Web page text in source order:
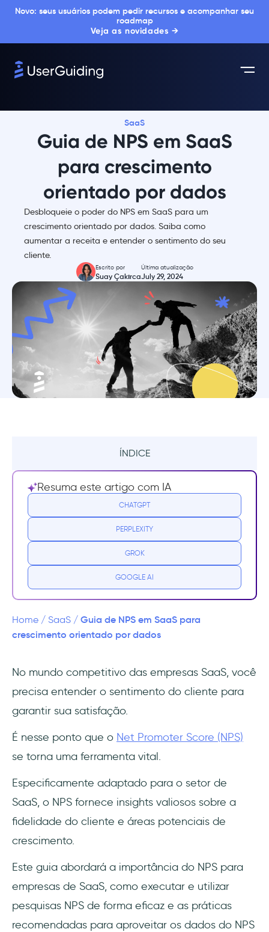
Novo: seus usuários podem pedir recursos e acompanhar seu
roadmap
Veja as novidades →
SaaS
Guia de NPS em SaaS
para crescimento
orientado por dados
Desbloqueie o poder do NPS em SaaS para um
crescimento orientado por dados. Saiba como
aumentar a receita e entender o sentimento do seu
cliente.
Escrito por
Suay Çakırca
Última atualização
July 29, 2024
ÍNDICE
Resumo
O papel crucial do NPS na promoção do
sucesso dos negócios SaaS
Decodificando as pontuações do NPS para o
1- Promotores (Pontuação 9-10)
2- Passivos (Pontuação 7-8)
Como calcular o Net Promoter Score?
Como realizar pesquisas NPS para seu
2- Escolha o momento certo
3- Elabore perguntas claras e concisas
4- Selecione o método de pesquisa
6- Acompanhe os entrevistados
Resuma este artigo com IA
CHATGPT
PERPLEXITY
GROK
GOOGLE AI
Home / SaaS / Guia de NPS em SaaS para
crescimento orientado por dados
No mundo competitivo das empresas SaaS, você
precisa entender o sentimento do cliente para
garantir sua satisfação.
É nesse ponto que o Net Promoter Score (NPS)
se torna uma ferramenta vital.
Especificamente adaptado para o setor de
SaaS, o NPS fornece insights valiosos sobre a
fidelidade do cliente e áreas potenciais de
crescimento.
Este guia abordará a importância do NPS para
empresas de SaaS, como executar e utilizar
pesquisas NPS de forma eficaz e as práticas
recomendadas para aproveitar os dados do NPS